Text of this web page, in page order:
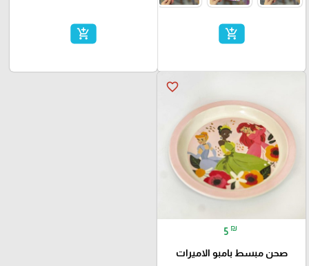
add_shopping_cart
add_shopping_cart
favorite_border
5 ₪
صحن مبسط بامبو الاميرات